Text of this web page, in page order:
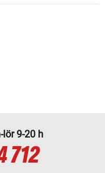
lör 9-20 h
712